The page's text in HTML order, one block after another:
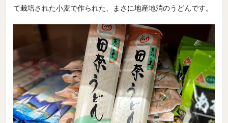
て栽培された小麦で作られた、まさに地産地消のうどんです。